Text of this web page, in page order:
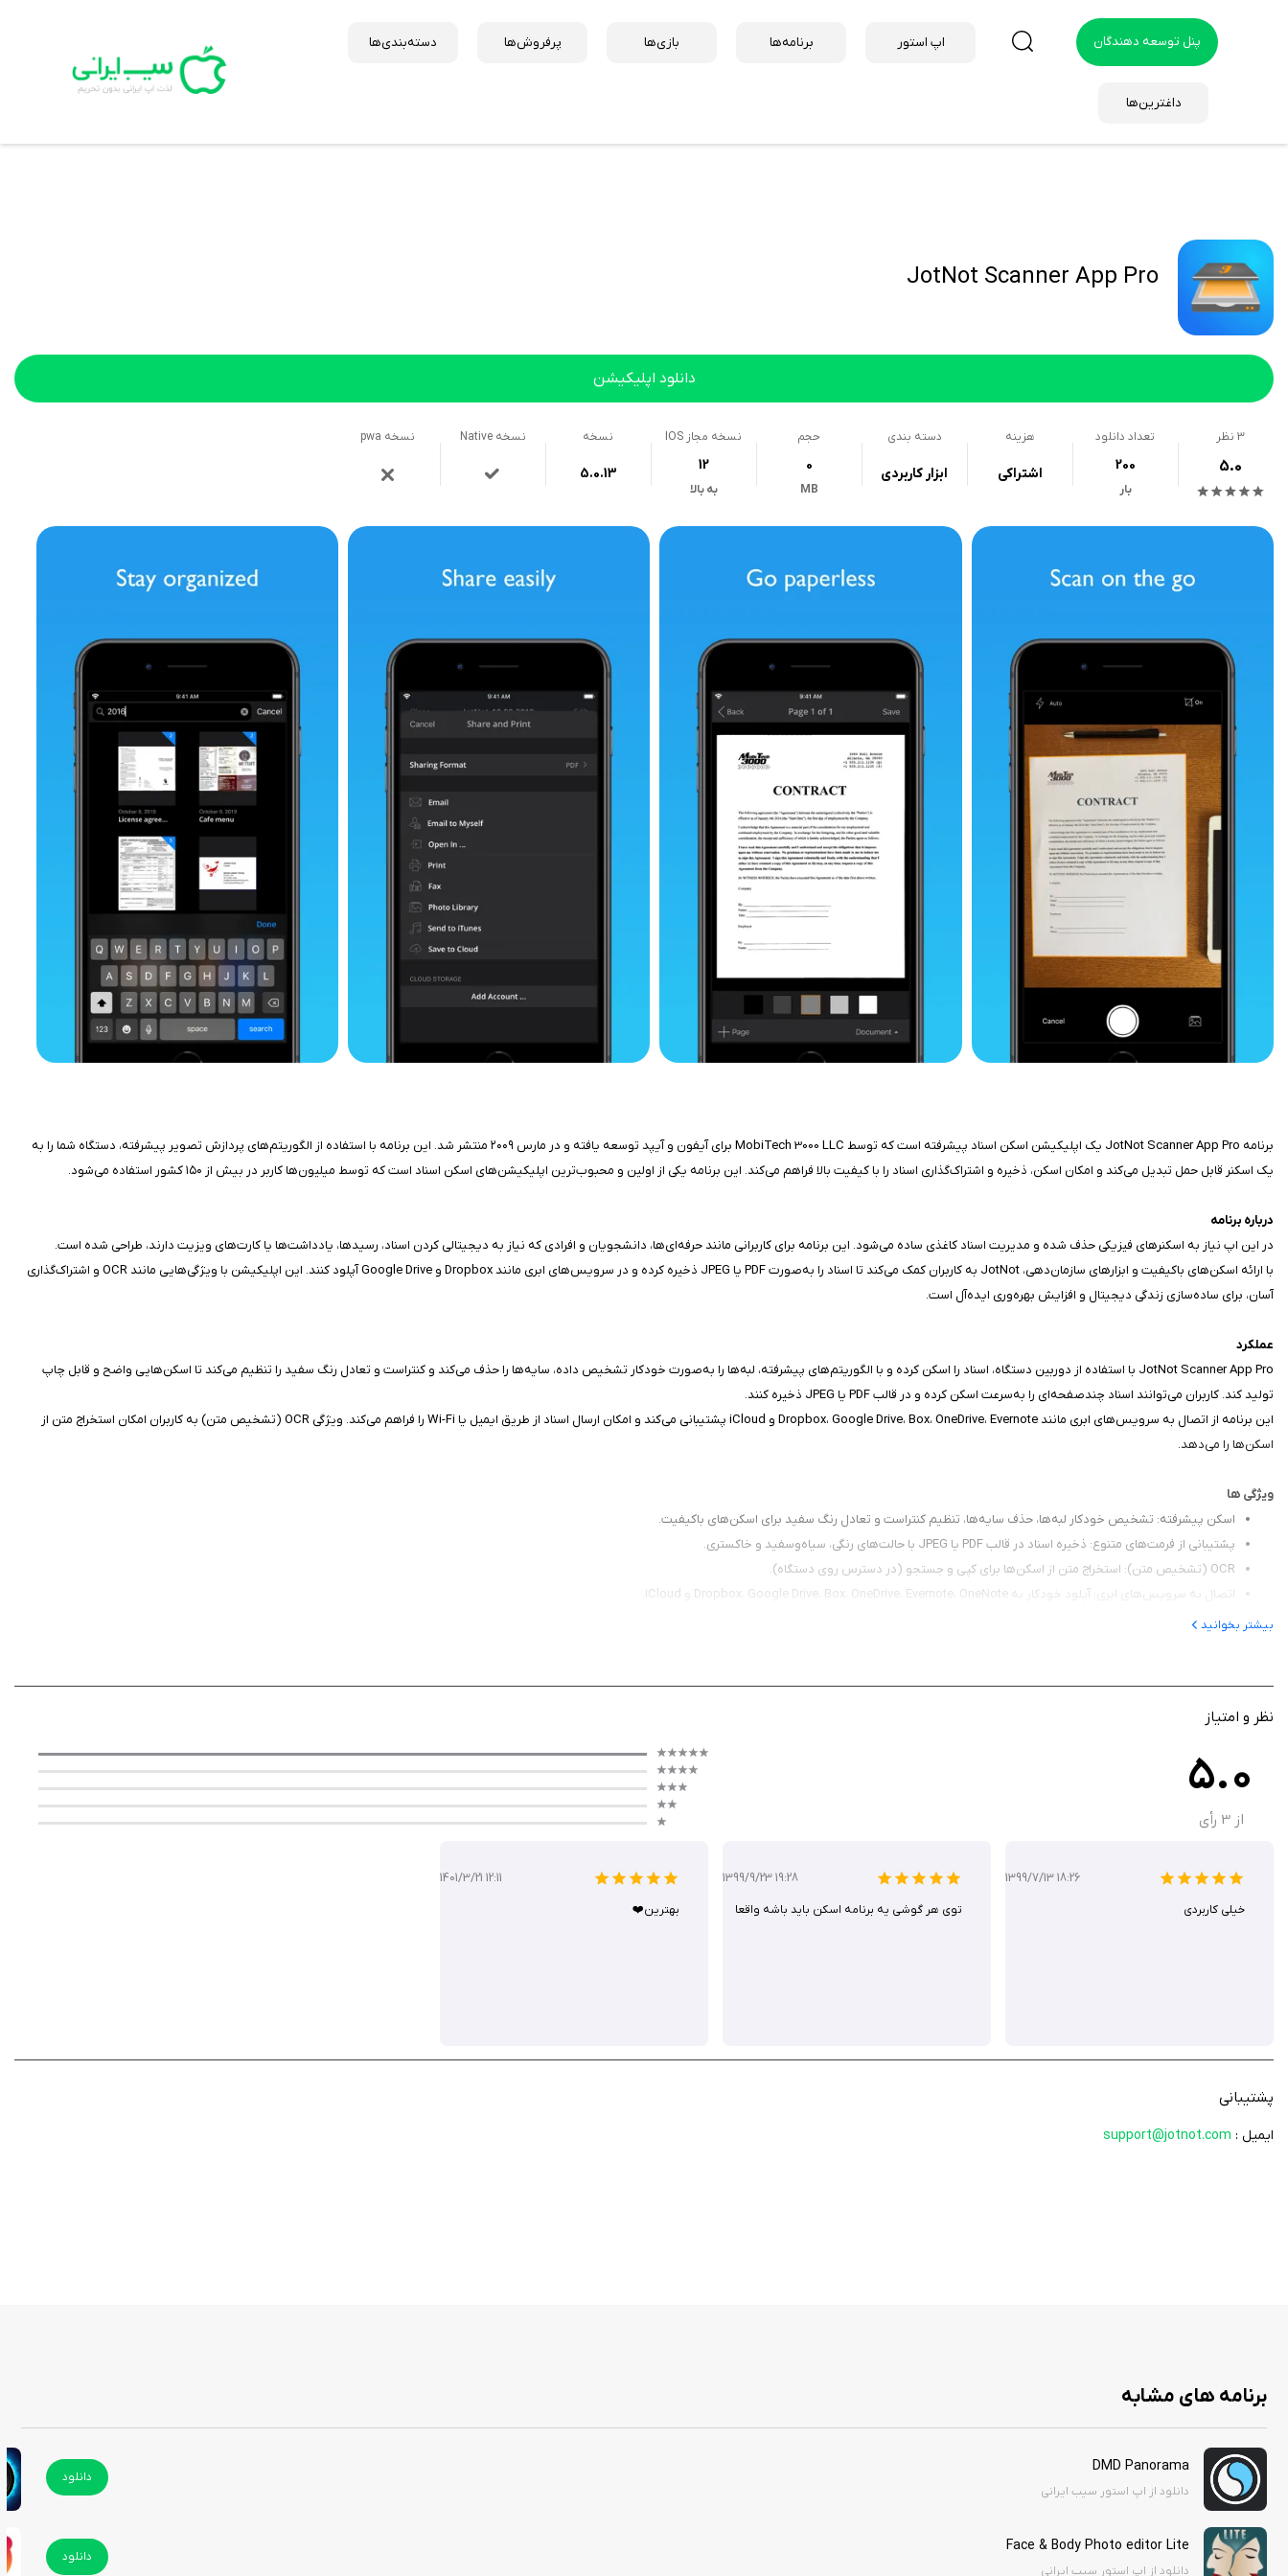
پنل توسعه دهندگان اپ استور برنامه‌ها بازی‌ها پرفروش‌ها دسته‌بندی‌ها
داغترین‌ها
JotNot Scanner App Pro
دانلود اپلیکیشن
3 نظر
5.0
تعداد دانلود
200
بار
هزینه
اشتراکی
دسته بندی
ابزار کاربردی
حجم
0
MB
نسخه مجاز IOS
12
به بالا
نسخه
5.0.13
نسخه Native نسخه pwa
برنامه JotNot Scanner App Pro یک اپلیکیشن اسکن اسناد پیشرفته است که توسط MobiTech 3000 LLC برای آیفون و آیپد توسعه یافته و در مارس ۲۰۰۹ منتشر شد. این برنامه با استفاده از الگوریتم‌های پردازش تصویر پیشرفته، دستگاه شما را به
یک اسکنر قابل حمل تبدیل می‌کند و امکان اسکن، ذخیره و اشتراک‌گذاری اسناد را با کیفیت بالا فراهم می‌کند. این برنامه یکی از اولین و محبوب‌ترین اپلیکیشن‌های اسکن اسناد است که توسط میلیون‌ها کاربر در بیش از ۱۵۰ کشور استفاده می‌شود.
درباره برنامه
در این اپ نیاز به اسکنرهای فیزیکی حذف شده و مدیریت اسناد کاغذی ساده می‌شود. این برنامه برای کاربرانی مانند حرفه‌ای‌ها، دانشجویان و افرادی که نیاز به دیجیتالی کردن اسناد، رسیدها، یادداشت‌ها یا کارت‌های ویزیت دارند، طراحی شده است.
با ارائه اسکن‌های باکیفیت و ابزارهای سازمان‌دهی، JotNot به کاربران کمک می‌کند تا اسناد را به‌صورت PDF یا JPEG ذخیره کرده و در سرویس‌های ابری مانند Dropbox و Google Drive آپلود کنند. این اپلیکیشن با ویژگی‌هایی مانند OCR و اشتراک‌گذاری
آسان، برای ساده‌سازی زندگی دیجیتال و افزایش بهره‌وری ایده‌آل است.
عملکرد
JotNot Scanner App Pro با استفاده از دوربین دستگاه، اسناد را اسکن کرده و با الگوریتم‌های پیشرفته، لبه‌ها را به‌صورت خودکار تشخیص داده، سایه‌ها را حذف می‌کند و کنتراست و تعادل رنگ سفید را تنظیم می‌کند تا اسکن‌هایی واضح و قابل چاپ
تولید کند. کاربران می‌توانند اسناد چندصفحه‌ای را به‌سرعت اسکن کرده و در قالب PDF یا JPEG ذخیره کنند.
این برنامه از اتصال به سرویس‌های ابری مانند Dropbox، Google Drive، Box، OneDrive، Evernote و iCloud پشتیبانی می‌کند و امکان ارسال اسناد از طریق ایمیل یا Wi-Fi را فراهم می‌کند. ویژگی OCR (تشخیص متن) به کاربران امکان استخراج متن از
اسکن‌ها را می‌دهد.
ویژگی‌ ها
اسکن پیشرفته: تشخیص خودکار لبه‌ها، حذف سایه‌ها، تنظیم کنتراست و تعادل رنگ سفید برای اسکن‌های باکیفیت.
پشتیبانی از فرمت‌های متنوع: ذخیره اسناد در قالب PDF یا JPEG با حالت‌های رنگی، سیاه‌وسفید و خاکستری.
OCR (تشخیص متن): استخراج متن از اسکن‌ها برای کپی و جستجو (در دسترس روی دستگاه).
اتصال به سرویس‌های ابری: آپلود خودکار به Dropbox، Google Drive، Box، OneDrive، Evernote، OneNote و iCloud.
اشتراک‌گذاری آسان: ارسال اسناد از طریق ایمیل، Wi-Fi یا چاپ با AirPrint.
به‌روزرسانی‌های اخیر: پشتیبانی از حالت تک‌صفحه‌ای و دسته‌ای دوربین، رفع مشکل جهت‌گیری iPad و بهبود پایداری.
JotNot Scanner App Pro یک اپلیکیشن اسکن اسناد قدرتمند و قابل اعتماد است که با ویژگی‌های پیشرفته و کیفیت اسکن بالا، جایگزینی عالی برای اسکنرهای فیزیکی محسوب می‌شود. این برنامه برای حرفه‌ای‌ها، دانشجویان و هر کسی که به دیجیتالی
کردن اسناد نیاز دارد، مناسب است. شما می‌توانید آن را از سیب ایرانی به‌صورت رایگان دانلود کنید. این برنامه با امتیاز ۴.۷ از ۵ در اپ استور و تحسین کاربران به دلیل سهولت استفاده و کیفیت اسکن، یکی از بهترین گزینه‌های اسکن اسناد است.
بیشتر بخوانید
نظر و امتیاز
5.0
از3 رأی
1399/7/13 18:26
خیلی کاربردی
1399/9/23 19:28
توى هر گوشى يه برنامه اسكن بايد باشه واقعا
1401/3/21 12:11
بهترین❤️
پشتیبانی
ایمیل : support@jotnot.com
برنامه های مشابه
DMD Panorama
دانلود از اپ استور سیب ایرانی
دانلود
Face & Body Photo editor Lite
دانلود از اپ استور سیب ایرانی
دانلود